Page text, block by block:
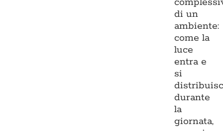
di un
ambiente:
come la
luce
entra e
si
durante
la
giornata,